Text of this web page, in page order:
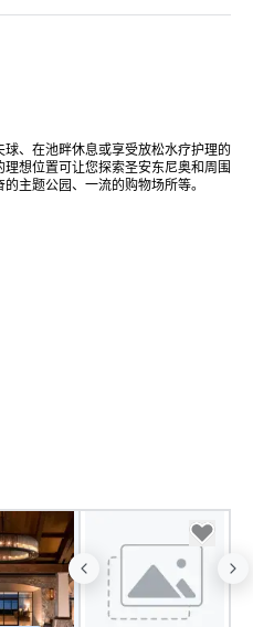
、在池畔休息或享受放松水疗护理的
想位置可让您探索圣安东尼奥和周围
主题公园、一流的购物场所等。